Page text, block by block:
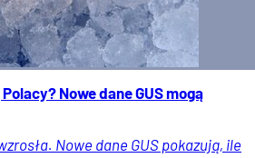
Nowe dane GUS mogą
Nowe dane GUS pokazują, ile